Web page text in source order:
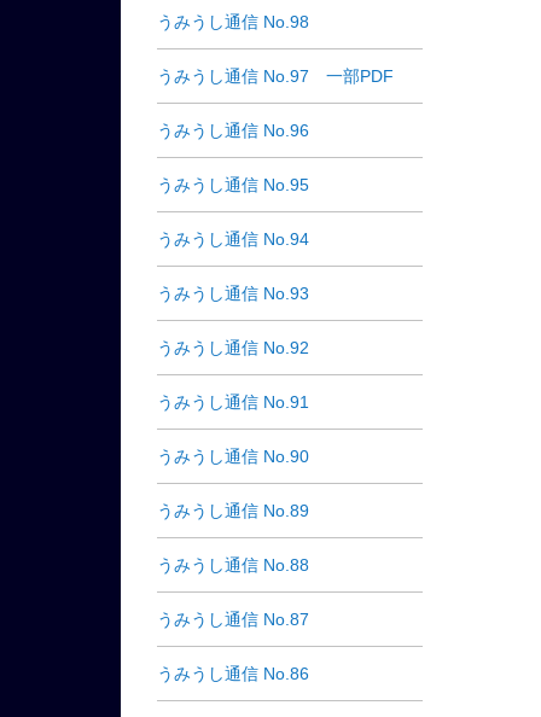
うみうし通信 No.98
うみうし通信 No.97 一部PDF
うみうし通信 No.96
うみうし通信 No.95
うみうし通信 No.94
うみうし通信 No.93
うみうし通信 No.92
うみうし通信 No.91
うみうし通信 No.90
うみうし通信 No.89
うみうし通信 No.88
うみうし通信 No.87
うみうし通信 No.86